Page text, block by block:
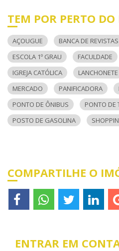
TEM POR PERTO
AÇOUGUE BANCA DE REVISTAS
ESCOLA 1º GRAU
FACULDADE
IGREJA CATÓLICA
LANCHONETE
MERCADO
PANIFICADORA
PONTO DE ÔNIBUS
PONTO DE
POSTO DE GASOLINA
COMPARTILHE O
ENTRAR EM